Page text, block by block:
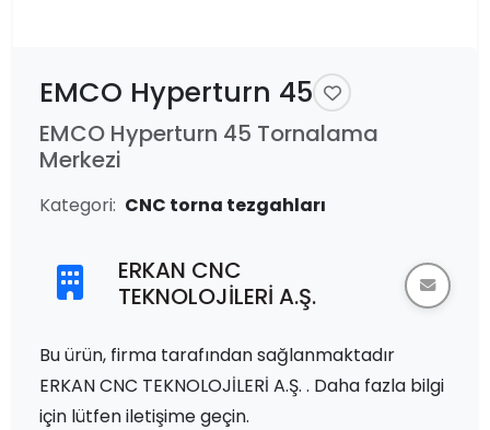
EMCO Hyperturn 45
EMCO Hyperturn 45 Tornalama
Merkezi
Kategori: CNC torna tezgahları
ERKAN CNC
TEKNOLOJİLERİ A.Ş.
Bu ürün, firma tarafından sağlanmaktadır
ERKAN CNC TEKNOLOJİLERİ A.Ş. . Daha fazla bilgi
için lütfen iletişime geçin.